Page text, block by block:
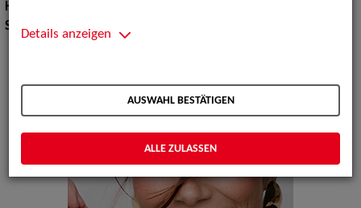
Hüfte:
Schuhgröße:
41
Details anzeigen
AUSWAHL BESTÄTIGEN
ALLE ZULASSEN